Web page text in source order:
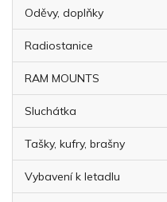
Oděvy, doplňky
Radiostanice
RAM MOUNTS
Sluchátka
Tašky, kufry, brašny
Vybavení k letadlu